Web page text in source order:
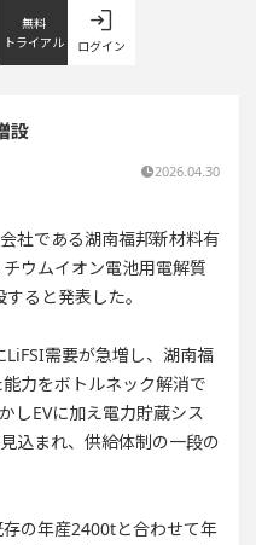
無料
トライアル
ログイン
設
2026.04.30
社である湖南福邦新材料有
ウムイオン電池用電解質
ると発表した。
需要が急増し、湖南福
力をボトルネック解消で
しEVに加え電力貯蔵シス
込まれ、供給体制の一段の
の年産2400tと合わせて年